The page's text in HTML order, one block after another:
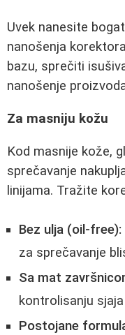
Uvek nanesite
nanošenja
bazu, sprečiti
nanošenje
Za masniju kožu
Kod masnije kože,
sprečavanje
linijama. Tražite
Bez ulja (oil-free):
za sprečavanje
Sa mat
kontrolisanju
Postojane